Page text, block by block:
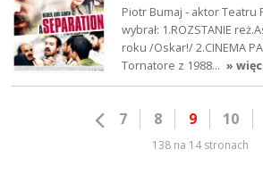
Piotr Bumaj - aktor Teatru
wybrał: 1.ROZSTANIE
roku /Oskar!/ 2.CINEMA
Tornatore z 1988… »
7 8 9 10
138 na 14 stronach